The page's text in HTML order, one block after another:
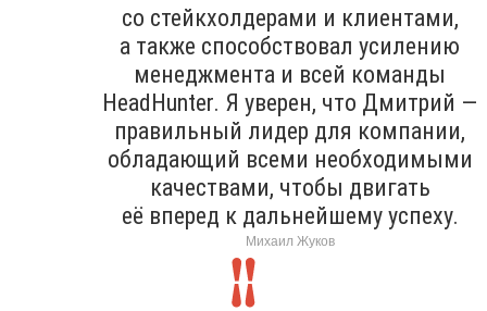
со стейкхолдерами и клиентами,
а также способствовал усилению
менеджмента и всей команды
HeadHunter. Я уверен, что Дмитрий —
правильный лидер для компании,
обладающий всеми необходимыми
качествами, чтобы двигать
её вперед к дальнейшему успеху.
Михаил Жуков